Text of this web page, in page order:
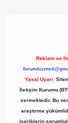
Reklam ve
Yasal Uyarı:
İletişim Kurumu
vermektedir. Bu
araştırma
içeriklerin